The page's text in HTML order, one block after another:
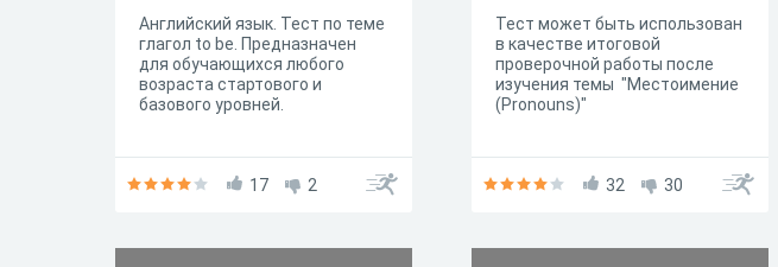
Английский язык. Тест по теме
глагол to be. Предназначен
для обучающихся любого
возраста стартового и
базового уровней.
17 2
Тест может быть использован
в качестве итоговой
проверочной работы после
изучения темы "Местоимение
(Pronouns)"
32 30